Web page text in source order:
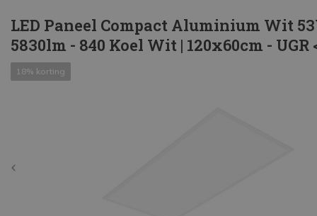
LED Paneel Compact Aluminium Wit
5830lm - 840 Koel Wit | 120x60cm - UGR
18% korting